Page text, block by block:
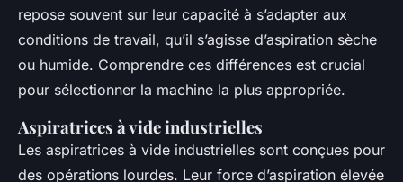
repose souvent sur leur capacité à s’adapter aux
conditions de travail, qu’il s’agisse d’aspiration sèche
ou humide. Comprendre ces différences est crucial
pour sélectionner la machine la plus appropriée.
Aspiratrices à vide industrielles
Les aspiratrices à vide industrielles sont conçues pour
des opérations lourdes. Leur force d’aspiration élevée